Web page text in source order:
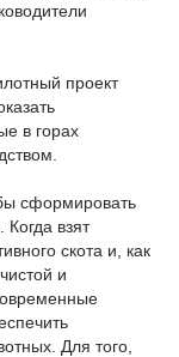
проект
в горах
сформировать
взят
скота и, как
и
Для того,